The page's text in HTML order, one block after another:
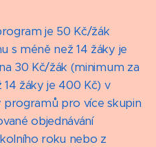
je 50 Kč/žák
s méně než 14 žáky je
30 Kč/žák (minimum za
žáky je 400 Kč) v
programů pro více skupin
objednávání
roku nebo z